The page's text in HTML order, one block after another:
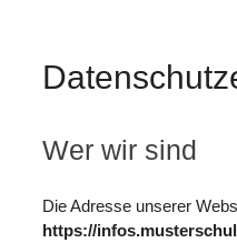
Wer wir sind
Die Adresse unserer
https://